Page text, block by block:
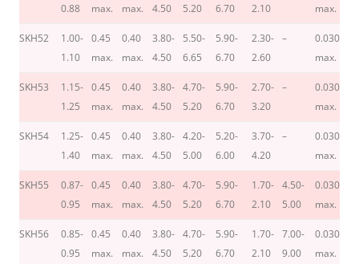
0.88
max.
max.
4.50
5.20
6.70
2.10
max.
SKH52
1.00-
1.10
0.45
max.
0.40
max.
3.80-
4.50
5.50-
6.65
5.90-
6.70
2.30-
2.60
–
0.030
max.
SKH53
1.15-
1.25
0.45
max.
0.40
max.
3.80-
4.50
4.70-
5.20
5.90-
6.70
2.70-
3.20
–
0.030
max.
SKH54
1.25-
1.40
0.45
max.
0.40
max.
3.80-
4.50
4.20-
5.00
5.20-
6.00
3.70-
4.20
–
0.030
max.
SKH55
0.87-
0.95
0.45
max.
0.40
max.
3.80-
4.50
4.70-
5.20
5.90-
6.70
1.70-
2.10
4.50-
5.00
0.030
max.
SKH56
0.85-
0.95
0.45
max.
0.40
max.
3.80-
4.50
4.70-
5.20
5.90-
6.70
1.70-
2.10
7.00-
9.00
0.030
max.